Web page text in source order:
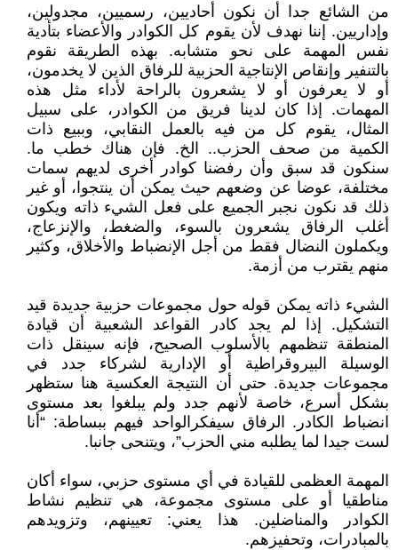
من الشائع جدا أن نكون أحاديين، رسميين، مجدولين،
وإداريين. إننا نهدف لأن يقوم كل الكوادر والأعضاء بتأدية
نفس المهمة على نحو متشابه. بهذه الطريقة نقوم
بالتنفير وإنقاص الإنتاجية الحزبية للرفاق الذين لا يخدمون،
أو لا يعرفون أو لا يشعرون بالراحة لأداء مثل هذه
المهمات. إذا كان لدينا فريق من الكوادر، على سبيل
المثال، يقوم كل من فيه بالعمل النقابي، وببيع ذات
الكمية من صحف الحزب.. الخ. فإن هناك خطب ما.
سنكون قد سبق وأن رفضنا كوادر أخرى لديهم سمات
مختلفة، عوضا عن وضعهم حيث يمكن أن ينتجوا، أو غير
ذلك قد نكون نجبر الجميع على فعل الشيء ذاته ويكون
أغلب الرفاق يشعرون بالسوء، والضغط، والإنزعاج،
ويكملون النضال فقط من أجل الإنضباط والأخلاق، وكثير
منهم يقترب من أزمة.
الشيء ذاته يمكن قوله حول مجموعات حزبية جديدة قيد
التشكيل. إذا لم يجد كادر القواعد الشعبية أن قيادة
المنطقة تنظمهم بالأسلوب الصحيح، فإنه سينقل ذات
الوسيلة البيروقراطية أو الإدارية لشركاء جدد في
مجموعات جديدة. حتى أن النتيجة العكسية هنا ستظهر
بشكل أسرع، خاصة لأنهم جدد ولم يبلغوا بعد مستوى
انضباط الكادر. الرفاق سيفكرالواحد فيهم ببساطة: “أنا
لست جيدا لما يطلبه مني الحزب”، ويتنحى جانبا.
المهمة العظمى للقيادة في أي مستوى حزبي، سواء أكان
مناطقيا أو على مستوى مجموعة، هي تنظيم نشاط
الكوادر والمناضلين. هذا يعني: تعيينهم، وتزويدهم
بالمبادرات، وتحفيزهم.